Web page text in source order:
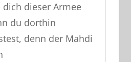
dieser Armee
du dorthin
denn der Mahdi